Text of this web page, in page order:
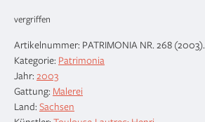
vergriffen
Artikelnummer: PATRIMONIA NR. 268 (2003).
Kategorie: Patrimonia
Jahr: 2003
Gattung: Malerei
Land: Sachsen